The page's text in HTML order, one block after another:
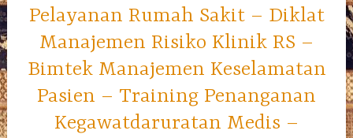
Pelayanan Rumah Sakit – Diklat
Manajemen Risiko Klinik RS –
Bimtek Manajemen Keselamatan
Pasien – Training Penanganan
Kegawatdaruratan Medis –